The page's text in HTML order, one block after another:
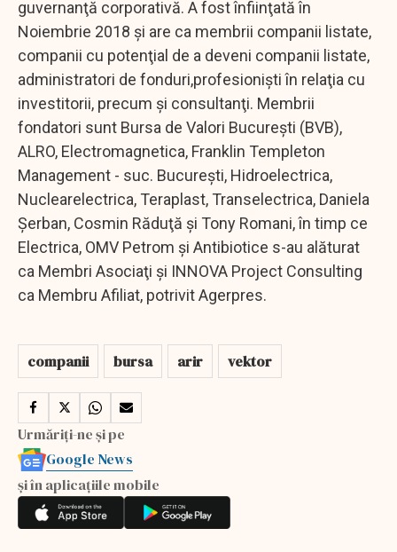
guvernanţă corporativă. A fost înfiinţată în
Noiembrie 2018 şi are ca membrii companii listate,
companii cu potenţial de a deveni companii listate,
administratori de fonduri,profesionişti în relaţia cu
investitorii, precum şi consultanţi. Membrii
fondatori sunt Bursa de Valori Bucureşti (BVB),
ALRO, Electromagnetica, Franklin Templeton
Management - suc. Bucureşti, Hidroelectrica,
Nuclearelectrica, Teraplast, Transelectrica, Daniela
Şerban, Cosmin Răduţă şi Tony Romani, în timp ce
Electrica, OMV Petrom şi Antibiotice s-au alăturat
ca Membri Asociaţi şi INNOVA Project Consulting
ca Membru Afiliat, potrivit Agerpres.
companii bursa arir vektor
Urmăriți-ne și pe
Google News
și în aplicațiile mobile